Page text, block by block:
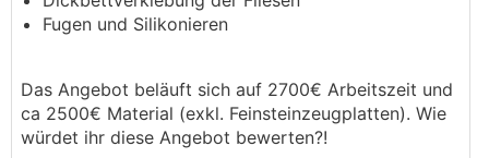
Fugen und Silikonieren
Das Angebot beläuft sich auf 2700€ Arbeitszeit und
ca 2500€ Material (exkl. Feinsteinzeugplatten). Wie
würdet ihr diese Angebot bewerten?!